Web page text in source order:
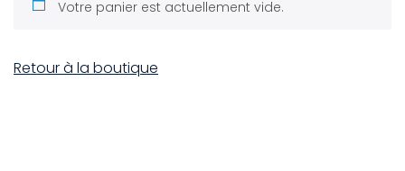
Votre panier est actuellement vide.
Retour à la boutique